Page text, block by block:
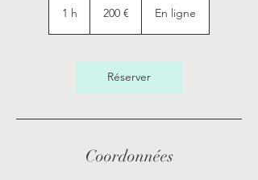
1 h 200 € En ligne
Réserver
Coordonnées